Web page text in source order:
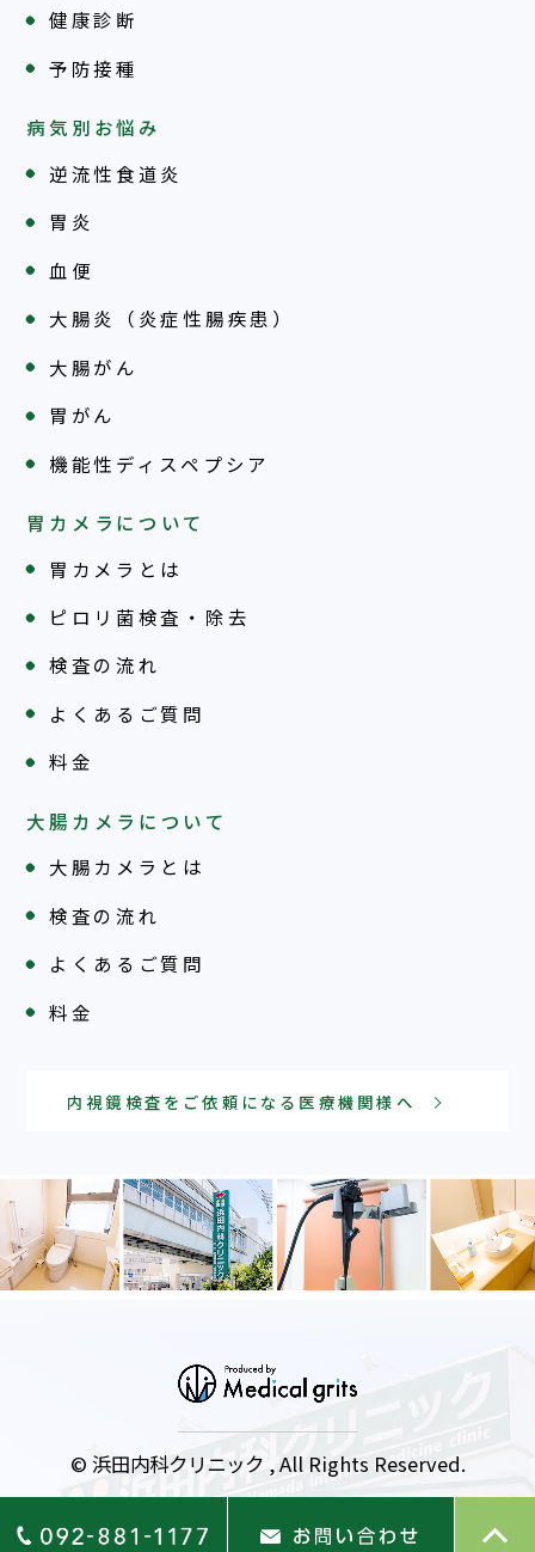
健康診断
予防接種
病気別お悩み
逆流性食道炎
胃炎
血便
大腸炎（炎症性腸疾患）
大腸がん
胃がん
機能性ディスペプシア
胃カメラについて
胃カメラとは
ピロリ菌検査・除去
検査の流れ
よくあるご質問
料金
大腸カメラについて
大腸カメラとは
検査の流れ
よくあるご質問
料金
内視鏡検査をご依頼になる医療機関様へ
© 浜田内科クリニック , All Rights Reserved.